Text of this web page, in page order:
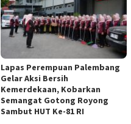
Lapas Perempuan Palembang
Gelar Aksi Bersih
Kemerdekaan, Kobarkan
Semangat Gotong Royong
Sambut HUT Ke-81 RI